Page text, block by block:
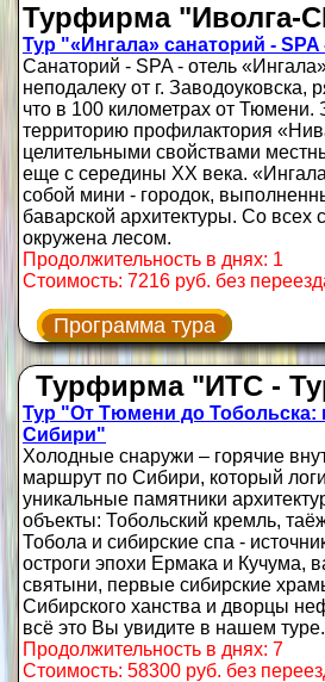
Турфирма "Иволга-
Тур "«Ингала» санаторий - SPA
Санаторий - SPA - отель
неподалеку от г. Заводоуковска,
что в 100 километрах от Тюмени.
территорию профилактория
целительными свойствами
еще с середины ХХ века.
собой мини - городок,
баварской архитектуры. Со всех
окружена лесом.
Продолжительность в днях: 1
Стоимость: 7216 руб. без
Программа тура
Турфирма "ИТС -
Тур "От Тюмени до Тобольска:
Сибири"
Холодные снаружи – горячие
маршрут по Сибири, который
уникальные памятники
объекты: Тобольский кремль,
Тобола и сибирские спа -
остроги эпохи Ермака и Кучума,
святыни, первые сибирские
Сибирского ханства и дворцы
всё это Вы увидите в нашем туре.
Продолжительность в днях: 7
Стоимость: 58300 руб. без